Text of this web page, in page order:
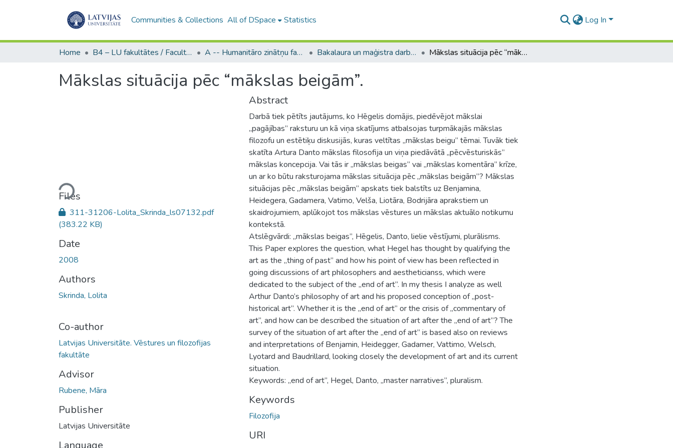
Communities & Collections All of DSpace Statistics Log In
Home B4 – LU fakultātes / Faculties of the UL A -- Humanitāro zinātņu fakultāte / Faculty of Humanities Bakalaura un maģistra darbi (HZF) / Bachelor's and Master's theses Mākslas situācija pēc “mākslas beigām”.
Mākslas situācija pēc “mākslas beigām”.
Loading...
Files
311-31206-Lolita_Skrinda_ls07132.pdf
(383.22 KB)
Date
2008
Authors
Skrinda, Lolita
Co-author
Latvijas Universitāte. Vēstures un filozofijas
fakultāte
Advisor
Rubene, Māra
Publisher
Latvijas Universitāte
Language
Abstract
Darbā tiek pētīts jautājums, ko Hēgelis domājis, piedēvējot mākslai
,,pagājības” raksturu un kā viņa skatījums atbalsojas turpmākajās mākslas
filozofu un estētiķu diskusijās, kuras veltītas „mākslas beigu” tēmai. Tuvāk tiek
skatīta Artura Danto mākslas filosofija un viņa piedāvātā ,,pēcvēsturiskās”
mākslas koncepcija. Vai tās ir ,,mākslas beigas” vai ,,mākslas komentāra” krīze,
un ar ko būtu raksturojama mākslas situācija pēc ,,mākslas beigām”? Mākslas
situācijas pēc „mākslas beigām” apskats tiek balstīts uz Benjamina,
Heidegera, Gadamera, Vatimo, Velša, Liotāra, Bodrijāra aprakstiem un
skaidrojumiem, aplūkojot tos mākslas vēstures un mākslas aktuālo notikumu
kontekstā.
Atslēgvārdi: „mākslas beigas”, Hēgelis, Danto, lielie vēstījumi, plurālisms.
This Paper explores the question, what Hegel has thought by qualifying the
art as the „thing of past” and how his point of view has been reflected in
going discussions of art philosophers and aestheticianss, which were
dedicated to the subject of the „end of art”. In my thesis I analyze as well
Arthur Danto’s philosophy of art and his proposed conception of „post-
historical art”. Whether it is the „end of art” or the crisis of „commentary of
art”, and how can be described the situation of art after the „end of art”? The
survey of the situation of art after the „end of art” is based also on reviews
and interpretations of Benjamin, Heidegger, Gadamer, Vattimo, Welsch,
Lyotard and Baudrillard, looking closely the development of art and its current
situation.
Keywords: „end of art”, Hegel, Danto, „master narratives”, pluralism.
Keywords
Filozofija
URI